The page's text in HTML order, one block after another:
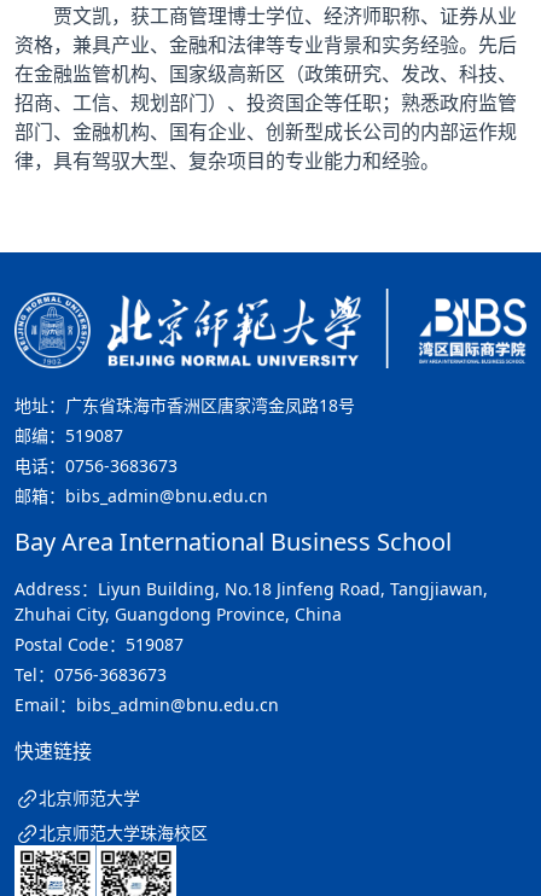
校友服务
人才招聘
贾文凯，获工商管理博士学位、经济师职称、证券从业
资格，兼具产业、金融和法律等专业背景和实务经验。先后
在金融监管机构、国家级高新区（政策研究、发改、科技、
招商、工信、规划部门）、投资国企等任职；熟悉政府监管
部门、金融机构、国有企业、创新型成长公司的内部运作规
律，具有驾驭大型、复杂项目的专业能力和经验。
地址：广东省珠海市香洲区唐家湾金凤路18号
邮编：519087
电话：0756-3683673
邮箱：bibs_admin@bnu.edu.cn
Bay Area International Business School
Address：Liyun Building, No.18 Jinfeng Road, Tangjiawan,
Zhuhai City, Guangdong Province, China
Postal Code：519087
Tel：0756-3683673
Email：bibs_admin@bnu.edu.cn
快速链接
北京师范大学
北京师范大学珠海校区